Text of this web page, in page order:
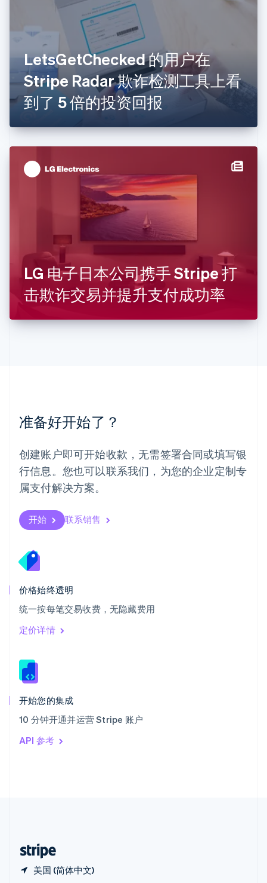
LetsGetChecked 的用户在
Stripe Radar 欺诈检测工具上看
到了 5 倍的投资回报
LG 电子日本公司携手 Stripe 打
击欺诈交易并提升支付成功率
准备好开始了？
创建账户即可开始收款，无需签署合同或填写银
行信息。您也可以联系我们，为您的企业定制专
属支付解决方案。
开始 联系销售
价格始终透明
统一按每笔交易收费，无隐藏费用
定价详情
开始您的集成
10 分钟开通并运营 Stripe 账户
API 参考
美国 (简体中文)
English
芬兰
English Svenska
荷兰
Nederlands English
加拿大
English
捷克
克罗地亚
English
立陶宛
English
FrançaisDeutsch
罗马尼亚
English
马尔他
English
马来西亚
English 简体中文
美国
日本
日本語English
SvenskaEnglish
瑞士
DeutschFrançais ItalianoEnglish
塞浦路斯
斯洛伐克
English
English
泰国
ไทย
希腊
English
西班牙
Español
新加坡
新西兰
匈牙利
English
ItalianoEnglish
印度
English